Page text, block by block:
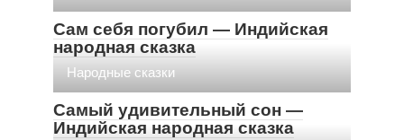
Сам себя погубил — Индийская
народная сказка
Народные сказки
Самый удивительный сон —
Индийская народная сказка